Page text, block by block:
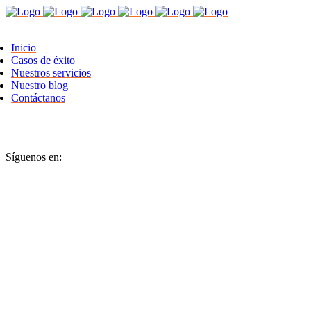
Inicio
Casos de éxito
Nuestros servicios
Nuestro blog
Contáctanos
Síguenos en: